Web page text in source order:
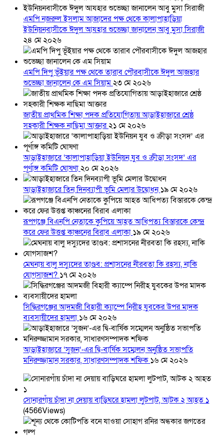
এমপি নজরুল ইসলাম আজাদের পক্ষ থেকে কালাপাহাড়িয়া
ইউনিয়নবাসীকে ঈদুল আযহার শুভেচ্ছা জানালেন আবু মুসা সিরাজী
২৪ মে ২০২৬
এমপি দিপু ভূঁইয়ার পক্ষ থেকে তারাব পৌরবাসীকে ঈদুল আজহার
শুভেচ্ছা জানালেন কে এম সিয়াম২৩ মে ২০২৬
জাতীয় প্রাথমিক শিক্ষা পদক প্রতিযোগিতায় আড়াইহাজারে শ্রেষ্ঠ
সহকারী শিক্ষক নাছিমা আক্তার২১ মে ২০২৬
আড়াইহাজারে ‘কালাপাহাড়িয়া ইউনিয়ন যুব ও ক্রীড়া সংসদ’ এর
পূর্ণাঙ্গ কমিটি ঘোষণা২০ মে ২০২৬
আড়াইহাজারে তিন দিনব্যাপী ভূমি মেলার উদ্বোধন১৯ মে ২০২৬
রূপগঞ্জে বিএনপি নেতাকে কুপিয়ে আহত আধিপত্য বিস্তারকে কেন্দ্র
করে ফের উত্তপ্ত কাঞ্চনের বিরাব এলাকা ১৯ মে ২০২৬
মেঘনায় বালু দস্যুদের তাণ্ডব: প্রশাসনের নীরবতা কি রহস্য, নাকি
যোগসাজশ? ১৭ মে ২০২৬
সিদ্ধিরগঞ্জের আদমজী বিহারী ক্যাম্পে নিরীহ যুবকের উপর মাদক
ব্যবসায়ীদের হামলা ১৬ মে ২০২৬
আড়াইহাজারে ‘সুজন’-এর দ্বি-বার্ষিক সম্মেলন অনুষ্ঠিত সভাপতি
মনিরুজ্জামান সরকার, সাধারণসম্পাদক শফিক ১৬ মে ২০২৬
সোনারগাঁয় চাঁদা না দেয়ায় বাড়িঘরে হামলা লুটপাট, আটক ২ আহত ১
(4566Views)